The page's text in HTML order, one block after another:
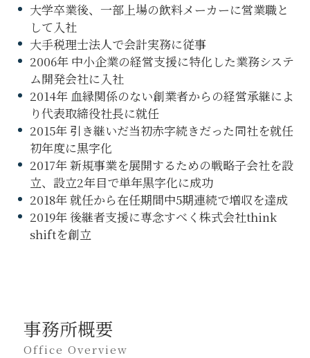
大学卒業後、一部上場の飲料メーカーに営業職と
して入社
大手税理士法人で会計実務に従事
2006年 中小企業の経営支援に特化した業務システ
ム開発会社に入社
2014年 血縁関係のない創業者からの経営承継によ
り代表取締役社長に就任
2015年 引き継いだ当初赤字続きだった同社を就任
初年度に黒字化
2017年 新規事業を展開するための戦略子会社を設
立、設立2年目で単年黒字化に成功
2018年 就任から在任期間中5期連続で増収を達成
2019年 後継者支援に専念すべく株式会社think
shiftを創立
事務所概要
Office Overview